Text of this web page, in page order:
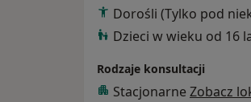
Dorośli (Tylko pod
Dzieci w wieku od 16
Rodzaje konsultacji
Stacjonarne Zobacz